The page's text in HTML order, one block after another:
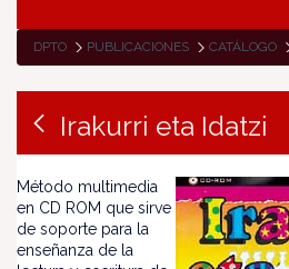
DPTO PUBLICACIONES CATÁLOGO
Irakurri eta Idatzi
Método multimedia
en CD ROM que sirve
de soporte para la
enseñanza de la